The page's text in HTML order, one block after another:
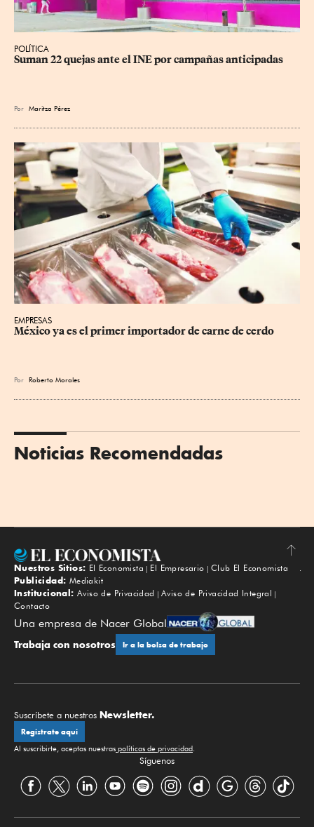
POLÍTICA
Suman 22 quejas ante el INE por campañas anticipadas
Por Maritza Pérez
EMPRESAS
México ya es el primer importador de carne de cerdo
Por Roberto Morales
Noticias Recomendadas
Subir
Nuestros Sitios: El Economista El Empresario
Club El Economista
Publicidad: Mediakit
Institucional: Aviso de Privacidad
Aviso de Privacidad Integral
Contacto
Una empresa de Nacer Global
Trabaja con nosotros Ir a la bolsa de trabajo
Suscríbete a nuestros Newsletter.
Regístrate aquí
Al suscribirte, aceptas nuestras políticas de privacidad.
Síguenos